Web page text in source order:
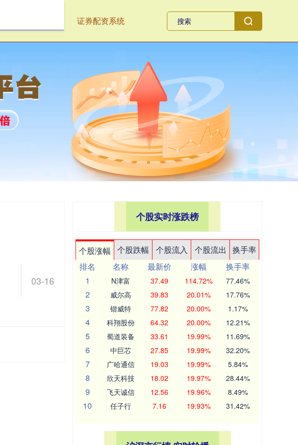
证券配资系统
03-16
个股实时涨跌榜
个股涨幅 个股跌幅 个股流入 个股流出
换手率
排名
名称 最新价 涨幅
换手率
1
N津富 37.49 114.72% 77.46%
2 威尔高 39.83 20.01% 17.76%
3 锴威特 77.82 20.00% 1.17%
4 科翔股份 64.32 20.00% 12.21%
5 蜀道装备 33.61 19.99% 11.69%
6 中巨芯 27.85 19.99% 32.20%
7 广哈通信 19.03 19.99% 5.84%
8 欣天科技 18.02 19.97% 28.44%
9 飞天诚信 12.56 19.96% 8.49%
10 任子行 7.16 19.93% 31.42%